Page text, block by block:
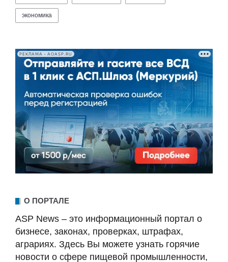
экономика
РЕКЛАМА • AOASP.RU
О ПОРТАЛЕ
ASP News – это информационный портал о
бизнесе, законах, проверках, штрафах,
аграриях. Здесь Вы можете узнать горячие
новости о сфере пищевой промышленности,